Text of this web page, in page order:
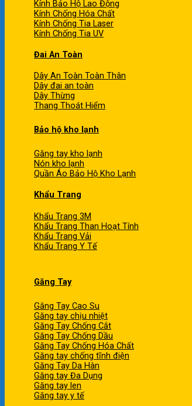
Kính Bảo Hộ Lao Động
Kính Chống Hóa Chất
Kính Chống Tia Laser
Kính Chống Tia UV
Đai An Toàn
Dây An Toàn Toàn Thân
Dây đai an toàn
Dây Thừng
Thang Thoát Hiểm
Bảo hộ kho lạnh
Găng tay kho lạnh
Nón kho lạnh
Quần Áo Bảo Hộ Kho Lạnh
Khẩu Trang
Khẩu Trang 3M
Khẩu Trang Than Hoạt Tính
Khẩu Trang Vải
Khẩu Trang Y Tế
Găng Tay
Găng Tay Cao Su
Găng tay chịu nhiệt
Găng Tay Chống Cắt
Găng Tay Chống Dầu
Găng Tay Chống Hóa Chất
Găng tay chống tĩnh điện
Găng Tay Da Hàn
Găng tay Đa Dụng
Găng tay len
Găng tay y tế